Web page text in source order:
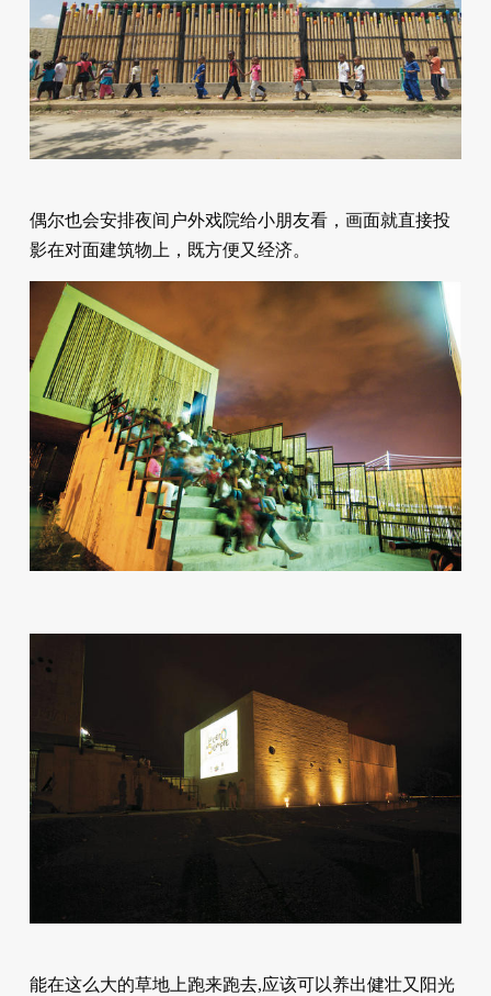
偶尔也会安排夜间户外戏院给小朋友看，画面就直接投
影在对面建筑物上，既方便又经济。
能在这么大的草地上跑来跑去,应该可以养出健壮又阳光